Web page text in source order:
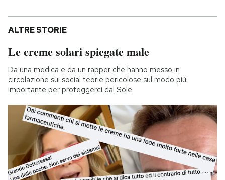
ALTRE STORIE
Le creme solari spiegate male
Da una medica e da un rapper che hanno messo in
circolazione sui social teorie pericolose sul modo più
importante per proteggerci dal Sole